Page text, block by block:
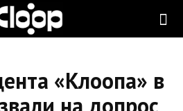
«Клоопа» в